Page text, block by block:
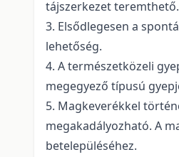
tájszerkezet teremthető.
3. Elsődlegesen a
lehetőség.
4. A természetközeli
megegyező típusú
5. Magkeverékkel
megakadályozható. A
betelepüléséhez.